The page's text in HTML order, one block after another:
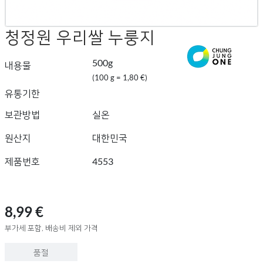
청정원 우리쌀 누룽지
내용물 500g
(100 g = 1,80 €)
유통기한
보관방법
실온
원산지 대한민국
제품번호 4553
8,99 €
부가세 포함, 배송비 제외 가격
품절